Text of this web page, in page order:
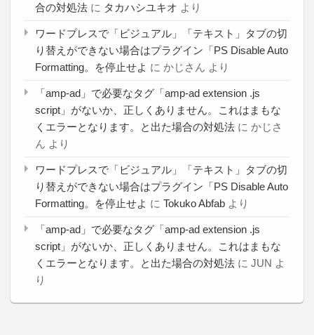
合の対処法 に タカハシユキオ より
ワードプレスで「ビジュアル」「テキスト」タブの切
り替えができない場合はプラグイン「PS Disable Auto
Formatting。を停止せよ に かじさん より
「amp-ad」で必要なタグ「amp-ad extension .js
script」がないか、正しくありません。これはまもな
くエラーとなります。と出た場合の対処法 に かじさ
ん より
ワードプレスで「ビジュアル」「テキスト」タブの切
り替えができない場合はプラグイン「PS Disable Auto
Formatting。を停止せよ に Tokuko Abfab より
「amp-ad」で必要なタグ「amp-ad extension .js
script」がないか、正しくありません。これはまもな
くエラーとなります。と出た場合の対処法 に JUN よ
り